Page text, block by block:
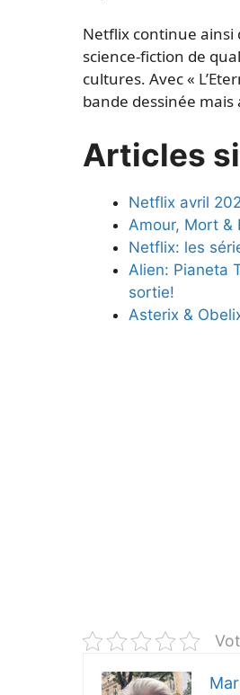
Netflix continue ainsi
science-fiction de
cultures. Avec «
bande dessinée
Articles
Netflix avril
Amour, Mort &
Netflix: les
Alien: Pianeta
sortie!
Asterix &